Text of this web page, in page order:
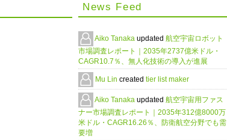
News Feed
Aiko Tanaka updated 航空宇宙ロボット
市場調査レポート｜2035年2737億米ドル・
CAGR10.7％、無人化技術の導入が進展
Mu Lin created tier list maker
Aiko Tanaka updated 航空宇宙用ファス
ナー市場調査レポート｜2035年312億8000万
米ドル・CAGR16.26％、防衛航空分野でも需
要増